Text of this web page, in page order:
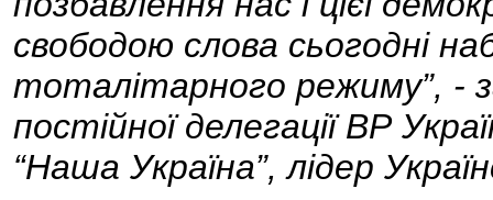
свободою слова сьогодні
тоталітарного режиму”, -
постійної делегації ВР
“Наша Україна”, лідер